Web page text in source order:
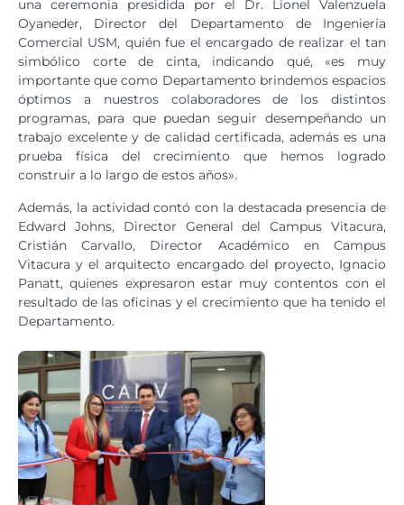
una ceremonia presidida por el Dr. Lionel Valenzuela
Oyaneder, Director del Departamento de Ingeniería
Comercial USM, quién fue el encargado de realizar el tan
simbólico corte de cinta, indicando qué, «es muy
importante que como Departamento brindemos espacios
óptimos a nuestros colaboradores de los distintos
programas, para que puedan seguir desempeñando un
trabajo excelente y de calidad certificada, además es una
prueba física del crecimiento que hemos logrado
construir a lo largo de estos años».
Además, la actividad contó con la destacada presencia de
Edward Johns, Director General del Campus Vitacura,
Cristián Carvallo, Director Académico en Campus
Vitacura y el arquitecto encargado del proyecto, Ignacio
Panatt, quienes expresaron estar muy contentos con el
resultado de las oficinas y el crecimiento que ha tenido el
Departamento.